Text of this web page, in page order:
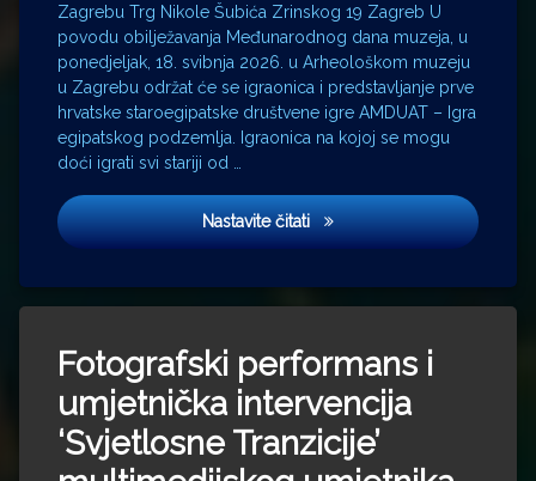
Zagrebu Trg Nikole Šubića Zrinskog 19 Zagreb U
povodu obilježavanja Međunarodnog dana muzeja, u
ponedjeljak, 18. svibnja 2026. u Arheološkom muzeju
u Zagrebu održat će se igraonica i predstavljanje prve
hrvatske staroegipatske društvene igre AMDUAT – Igra
egipatskog podzemlja. Igraonica na kojoj se mogu
doći igrati svi stariji od …
Nastavite čitatiIgraonica i predstavljanje
Fotografski performans i
umjetnička intervencija
‘Svjetlosne Tranzicije’